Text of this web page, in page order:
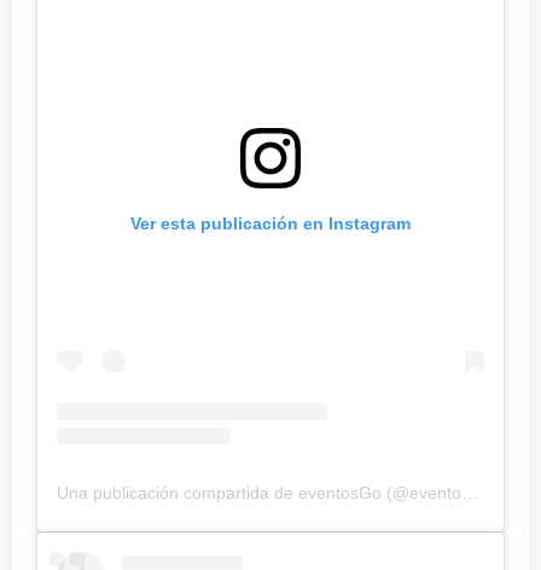
Ver esta publicación en Instagram